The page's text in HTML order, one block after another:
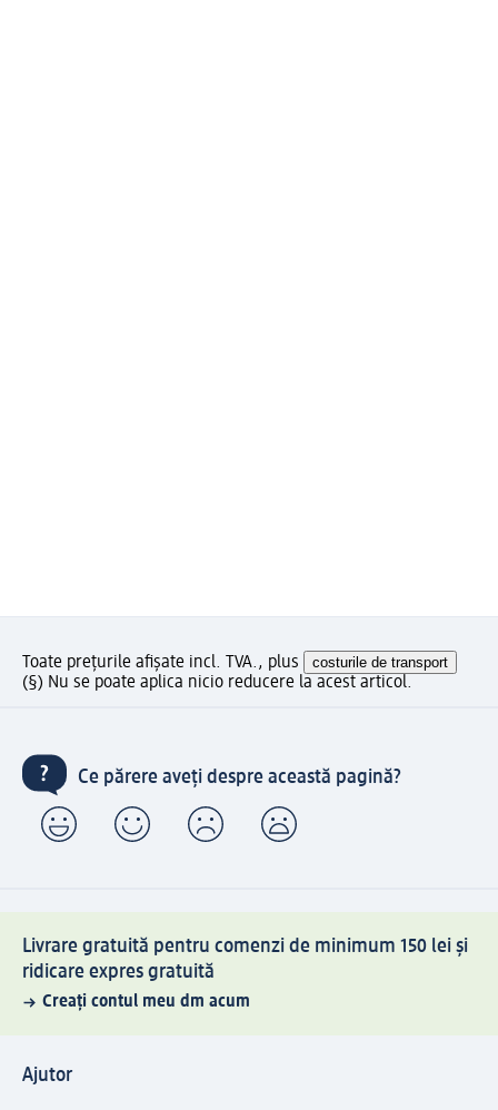
Toate prețurile afișate incl. TVA., plus costurile de transport
(§) Nu se poate aplica nicio reducere la acest articol.
Ce părere aveți despre această pagină?
Livrare gratuită pentru comenzi de minimum 150 lei și
ridicare expres gratuită
Creați contul meu dm acum
Ajutor